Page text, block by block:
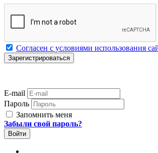
Согласен с условиями использования
E-mail
Пароль
Запомнить меня
Забыли свой пароль?